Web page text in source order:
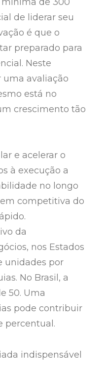
de liderar seu
é que o
preparado para
Neste
uma avaliação
está no
crescimento tão
e acelerar o
à execução a
no longo
competitiva do
da
nos Estados
unidades por
No Brasil, a
50. Uma
pode contribuir
percentual.
indispensável